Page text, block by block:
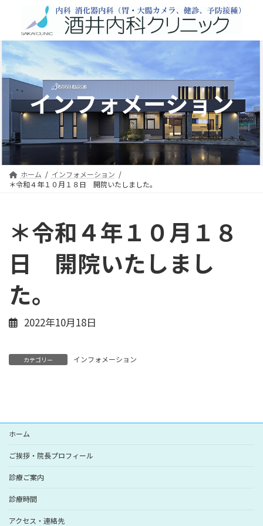
テ
ン
ツ
ッ
プ
ゲ
ー
シ
移
動
インフォメーション
ホーム
インフォメーション
＊令和４年１０月１８日 開院いたしました。
＊令和４年１０月１８
日 開院いたしまし
た。
2022年10月18日
カテゴリー インフォメーション
ホーム
ご挨拶・院長プロフィール
診療ご案内
診療時間
アクセス・連絡先